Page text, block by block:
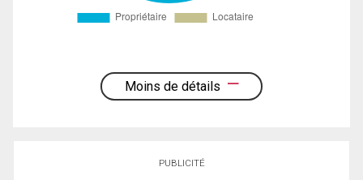
Moins de détails
PUBLICITÉ